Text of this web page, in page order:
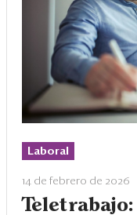
Management
Economía y
Legal y Política
Eventos
Blogs
Ranking CEO
Laboral
14 de febrero de 2026